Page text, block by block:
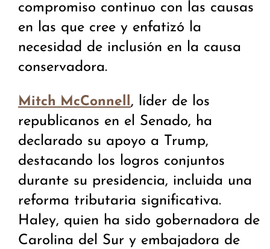
compromiso continuo con las causas
en las que cree y enfatizó la
necesidad de inclusión en la causa
conservadora.
Mitch McConnell, líder de los
republicanos en el Senado, ha
declarado su apoyo a Trump,
destacando los logros conjuntos
durante su presidencia, incluida una
reforma tributaria significativa.
Haley, quien ha sido gobernadora de
Carolina del Sur y embajadora de